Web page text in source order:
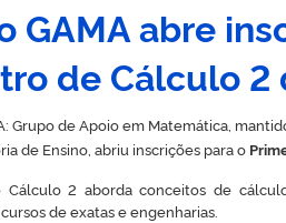
GAMA abre
de Cálculo
Grupo de Apoio em Matemática,
de Ensino, abriu inscrições para o
Cálculo 2 aborda conceitos de
de exatas e engenharias.